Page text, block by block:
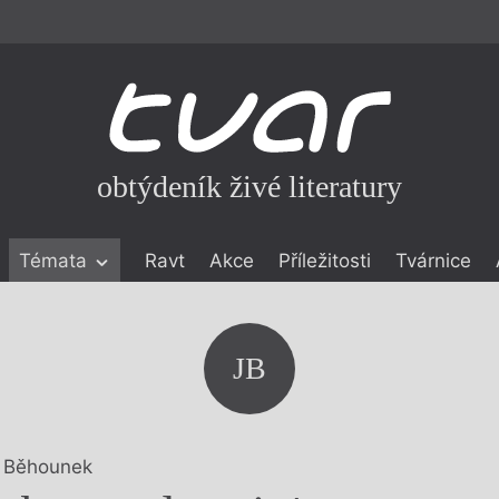
obtýdeník živé literatury
Témata Ravt Akce Příležitosti Tvárnice
JB